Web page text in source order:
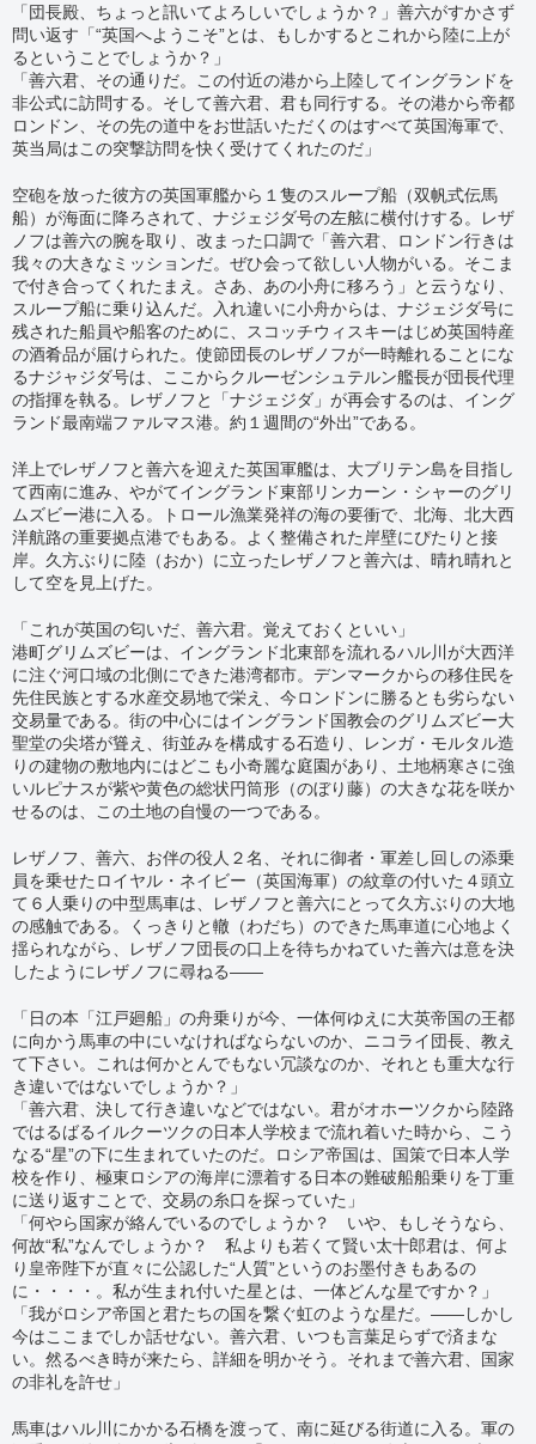
「団長殿、ちょっと訊いてよろしいでしょうか？」善六がすかさず
問い返す「“英国へようこそ”とは、もしかするとこれから陸に上が
るということでしょうか？」
「善六君、その通りだ。この付近の港から上陸してイングランドを
非公式に訪問する。そして善六君、君も同行する。その港から帝都
ロンドン、その先の道中をお世話いただくのはすべて英国海軍で、
英当局はこの突撃訪問を快く受けてくれたのだ」
空砲を放った彼方の英国軍艦から１隻のスループ船（双帆式伝馬
船）が海面に降ろされて、ナジェジダ号の左舷に横付けする。レザ
ノフは善六の腕を取り、改まった口調で「善六君、ロンドン行きは
我々の大きなミッションだ。ぜひ会って欲しい人物がいる。そこま
で付き合ってくれたまえ。さあ、あの小舟に移ろう」と云うなり、
スループ船に乗り込んだ。入れ違いに小舟からは、ナジェジダ号に
残された船員や船客のために、スコッチウィスキーはじめ英国特産
の酒肴品が届けられた。使節団長のレザノフが一時離れることにな
るナジャジダ号は、ここからクルーゼンシュテルン艦長が団長代理
の指揮を執る。レザノフと「ナジェジダ」が再会するのは、イング
ランド最南端ファルマス港。約１週間の“外出”である。
洋上でレザノフと善六を迎えた英国軍艦は、大ブリテン島を目指し
て西南に進み、やがてイングランド東部リンカーン・シャーのグリ
ムズビー港に入る。トロール漁業発祥の海の要衝で、北海、北大西
洋航路の重要拠点港でもある。よく整備された岸壁にぴたりと接
岸。久方ぶりに陸（おか）に立ったレザノフと善六は、晴れ晴れと
して空を見上げた。
「これが英国の匂いだ、善六君。覚えておくといい」
港町グリムズビーは、イングランド北東部を流れるハル川が大西洋
に注ぐ河口域の北側にできた港湾都市。デンマークからの移住民を
先住民族とする水産交易地で栄え、今ロンドンに勝るとも劣らない
交易量である。街の中心にはイングランド国教会のグリムズビー大
聖堂の尖塔が聳え、街並みを構成する石造り、レンガ・モルタル造
りの建物の敷地内にはどこも小奇麗な庭園があり、土地柄寒さに強
いルピナスが紫や黄色の総状円筒形（のぼり藤）の大きな花を咲か
せるのは、この土地の自慢の一つである。
レザノフ、善六、お伴の役人２名、それに御者・軍差し回しの添乗
員を乗せたロイヤル・ネイビー（英国海軍）の紋章の付いた４頭立
て６人乗りの中型馬車は、レザノフと善六にとって久方ぶりの大地
の感触である。くっきりと轍（わだち）のできた馬車道に心地よく
揺られながら、レザノフ団長の口上を待ちかねていた善六は意を決
したようにレザノフに尋ねる――
「日の本「江戸廻船」の舟乗りが今、一体何ゆえに大英帝国の王都
に向かう馬車の中にいなければならないのか、ニコライ団長、教え
て下さい。これは何かとんでもない冗談なのか、それとも重大な行
き違いではないでしょうか？」
「善六君、決して行き違いなどではない。君がオホーツクから陸路
ではるばるイルクーツクの日本人学校まで流れ着いた時から、こう
なる“星”の下に生まれていたのだ。ロシア帝国は、国策で日本人学
校を作り、極東ロシアの海岸に漂着する日本の難破船船乗りを丁重
に送り返すことで、交易の糸口を探っていた」
「何やら国家が絡んでいるのでしょうか？ いや、もしそうなら、
何故“私”なんでしょうか？ 私よりも若くて賢い太十郎君は、何よ
り皇帝陛下が直々に公認した“人質”というのお墨付きもあるの
に・・・・。私が生まれ付いた星とは、一体どんな星ですか？」
「我がロシア帝国と君たちの国を繋ぐ虹のような星だ。――しかし
今はここまでしか話せない。善六君、いつも言葉足らずで済まな
い。然るべき時が来たら、詳細を明かそう。それまで善六君、国家
の非礼を許せ」
馬車はハル川にかかる石橋を渡って、南に延びる街道に入る。軍の